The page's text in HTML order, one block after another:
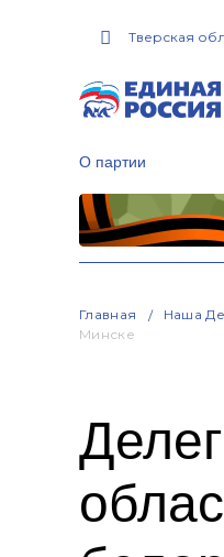
Тверская
О партии
Главная Наша
Минске